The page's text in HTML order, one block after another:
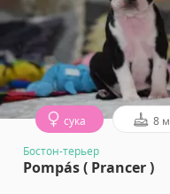
сука 8
Бостон-терьер
Pompás ( Prancer )